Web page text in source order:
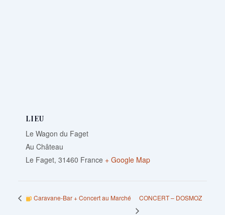
LIEU
Le Wagon du Faget
Au Château
Le Faget, 31460 France + Google Map
Caravane-Bar + Concert au Marché CONCERT – DOSMOZ